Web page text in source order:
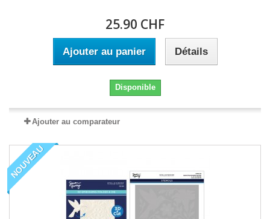
25.90 CHF
Ajouter au panier Détails
Disponible
Ajouter au comparateur
NOUVEAU